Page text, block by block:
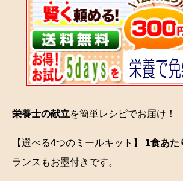
栄養士の献立を簡単レシピでお届け！
【選べる4つのミールキット】 1食あた
ランスもお墨付きです。